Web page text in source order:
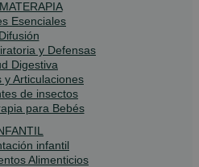
Esenciales
Difusión
y Defensas
Digestiva
y Articulaciones
de insectos
para Bebés
infantil
Alimenticios